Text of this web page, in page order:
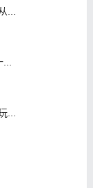
...
...